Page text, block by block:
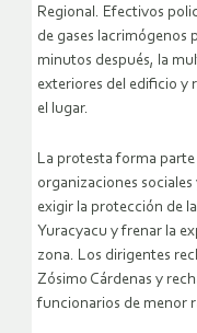
Regional. Efectivos
de gases lacrimógenos
minutos después, la
exteriores del edificio y
el lugar.
La protesta forma
organizaciones
exigir la protección de
Yuracyacu y frenar la
zona. Los dirigentes
Zósimo Cárdenas y
funcionarios de menor